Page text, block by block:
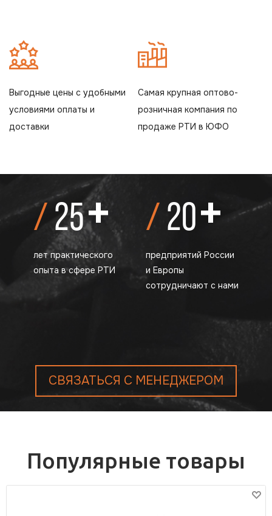
Выгодные цены с удобными
условиями оплаты и
доставки
Самая крупная оптово-
розничная компания по
продаже РТИ в ЮФО
25+
лет практического
опыта в сфере РТИ
20+
предприятий России
и Европы
сотрудничают с нами
СВЯЗАТЬСЯ С МЕНЕДЖЕРОМ
Популярные товары